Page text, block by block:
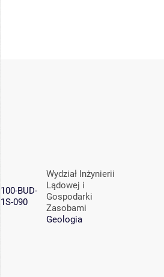
100-BUD-
1S-090
Wydział Inżynierii
Lądowej i
Gospodarki
Zasobami
Geologia